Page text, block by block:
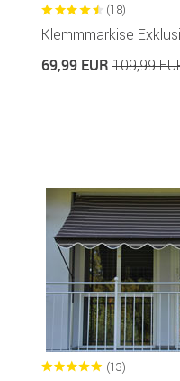
(18)
Klemmmarkise
69,99 EUR 109,99
(13)